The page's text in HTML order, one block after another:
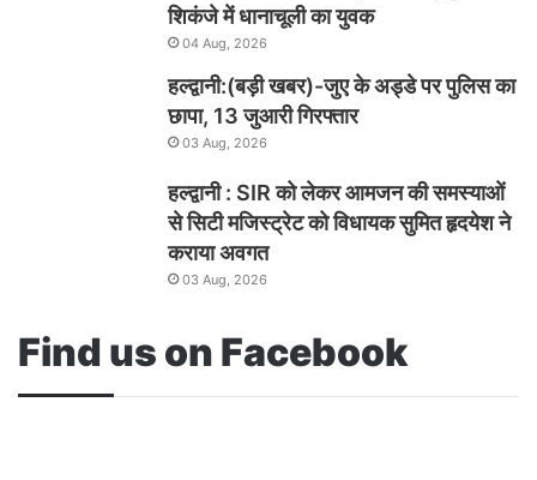
शिकंजे में धानाचूली का युवक
04 Aug, 2026
हल्द्वानी:(बड़ी खबर)-जुए के अड्डे पर पुलिस का
छापा, 13 जुआरी गिरफ्तार
03 Aug, 2026
हल्द्वानी : SIR को लेकर आमजन की समस्याओं
से सिटी मजिस्ट्रेट को विधायक सुमित हृदयेश ने
कराया अवगत
03 Aug, 2026
Find us on Facebook